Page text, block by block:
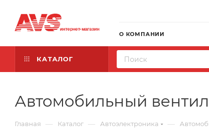
О КОМПАНИИ
КАТАЛОГ
Автомобильный
Главная — Каталог — Автоэлектроника —